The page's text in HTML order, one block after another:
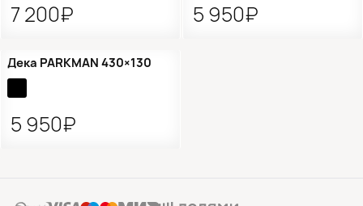
7 200₽ 5 950₽
Дека PARKMAN 430×130
5 950₽